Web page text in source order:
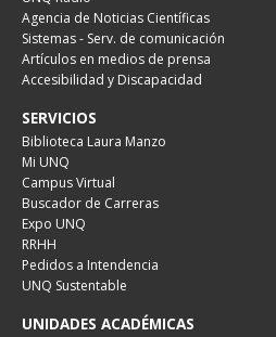
Agencia de Noticias Científicas
Sistemas - Serv. de comunicación
Artículos en medios de prensa
Accesibilidad y Discapacidad
SERVICIOS
Biblioteca Laura Manzo
Mi UNQ
Campus Virtual
Buscador de Carreras
Expo UNQ
RRHH
Pedidos a Intendencia
UNQ Sustentable
UNIDADES ACADÉMICAS